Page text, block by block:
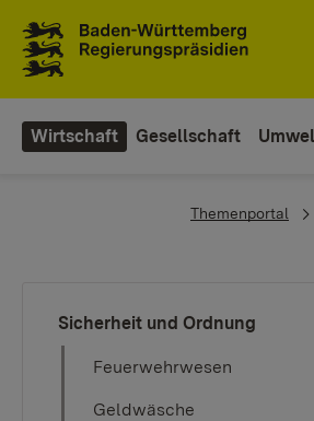
Wirtschaft Gesellschaft
You are here:
Themenportal
Sicherheit und Ordnung
Feuerwehrwesen
Geldwäsche